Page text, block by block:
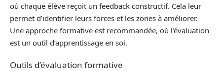
où chaque élève reçoit un feedback constructif. Cela leur
permet d’identifier leurs forces et les zones à améliorer.
Une approche formative est recommandée, où l’évaluation
est un outil d’apprentissage en soi.
Outils d’évaluation formative